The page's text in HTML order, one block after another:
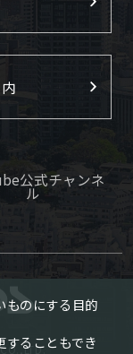
公式チャンネ
ル
ものにする目的
することもでき